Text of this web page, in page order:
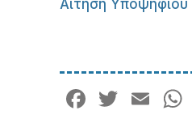
Αίτηση Υποψηφίου